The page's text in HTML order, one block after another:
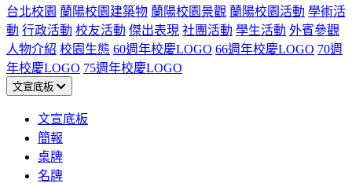
台北校園 蘭陽校園建築物 蘭陽校園景觀 蘭陽校園活動 學術活
動 行政活動 校友活動 傑出表現 社團活動 學生活動 外賓參觀
人物介紹 校園生態 60週年校慶LOGO 66週年校慶LOGO 70週
年校慶LOGO 75週年校慶LOGO
文宣底板
文宣底板
簡報
桌牌
名牌